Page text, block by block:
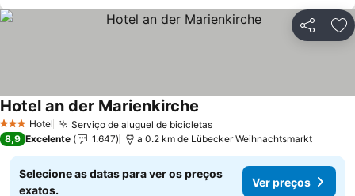
Partilhar
3 EstrelasHotel Serviço de aluguel de bicicletas
Hotel an der Marienkirche
8,9 Excelente 1.647 a 0.2 km de Lübecker Weihnachtsmarkt
Selecione as datas para ver os preços
exatos.
Ver preços